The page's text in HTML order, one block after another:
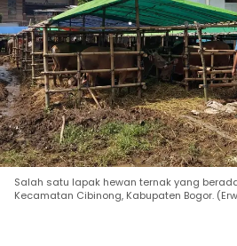
Salah satu lapak hewan ternak yang
Kecamatan Cibinong, Kabupaten Bogor.